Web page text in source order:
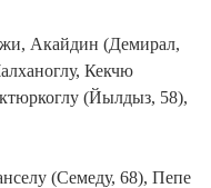
Акайдин (Демирал,
Кекчю
(Йылдыз, 58),
(Семеду, 68), Пепе